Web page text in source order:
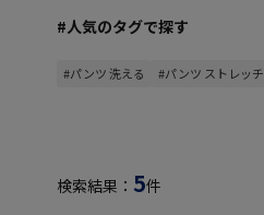
#人気のタグで探す
#パンツ 洗える #パンツ ストレッチ
検索結果： 5件